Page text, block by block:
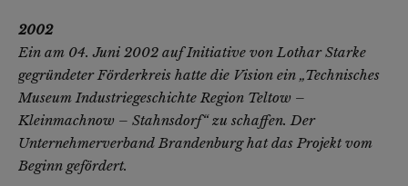
2002
Ein am 04. Juni 2002 auf Initiative von Lothar Starke
gegründeter Förderkreis hatte die Vision ein „Technisches
Museum Industriegeschichte Region Teltow –
Kleinmachnow – Stahnsdorf“ zu schaffen. Der
Unternehmerverband Brandenburg hat das Projekt vom
Beginn gefördert.